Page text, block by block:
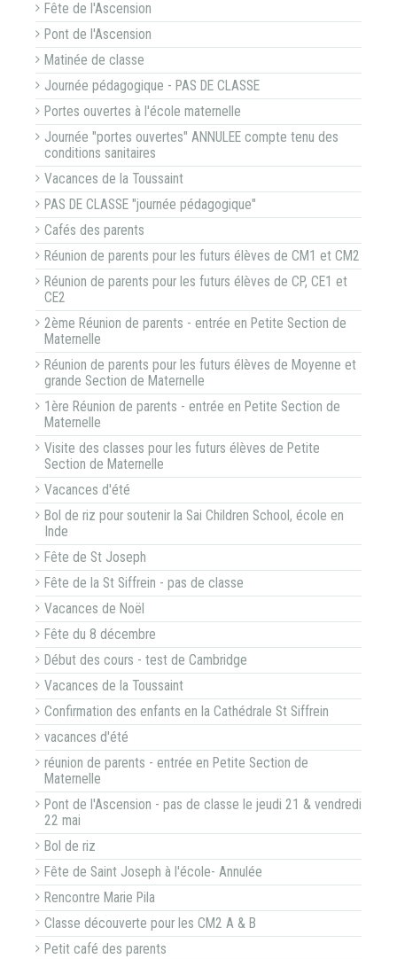
Fête de l'Ascension
Pont de l'Ascension
Matinée de classe
Journée pédagogique - PAS DE CLASSE
Portes ouvertes à l'école maternelle
Journée "portes ouvertes" ANNULEE compte tenu des
conditions sanitaires
Vacances de la Toussaint
PAS DE CLASSE "journée pédagogique"
Cafés des parents
Réunion de parents pour les futurs élèves de CM1 et CM2
Réunion de parents pour les futurs élèves de CP, CE1 et
CE2
2ème Réunion de parents - entrée en Petite Section de
Maternelle
Réunion de parents pour les futurs élèves de Moyenne et
grande Section de Maternelle
1ère Réunion de parents - entrée en Petite Section de
Maternelle
Visite des classes pour les futurs élèves de Petite
Section de Maternelle
Vacances d'été
Bol de riz pour soutenir la Sai Children School, école en
Inde
Fête de St Joseph
Fête de la St Siffrein - pas de classe
Vacances de Noël
Fête du 8 décembre
Début des cours - test de Cambridge
Vacances de la Toussaint
Confirmation des enfants en la Cathédrale St Siffrein
vacances d'été
réunion de parents - entrée en Petite Section de
Maternelle
Pont de l'Ascension - pas de classe le jeudi 21 & vendredi
22 mai
Bol de riz
Fête de Saint Joseph à l'école- Annulée
Rencontre Marie Pila
Classe découverte pour les CM2 A & B
Petit café des parents